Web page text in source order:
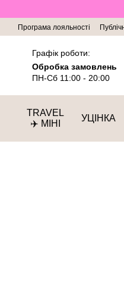
Програма лояльності
Графік роботи:
Обробка замовлень
ПН-Сб 11:00 - 20:00
TRAVEL
✈️ МІНІ
УЦІНКА